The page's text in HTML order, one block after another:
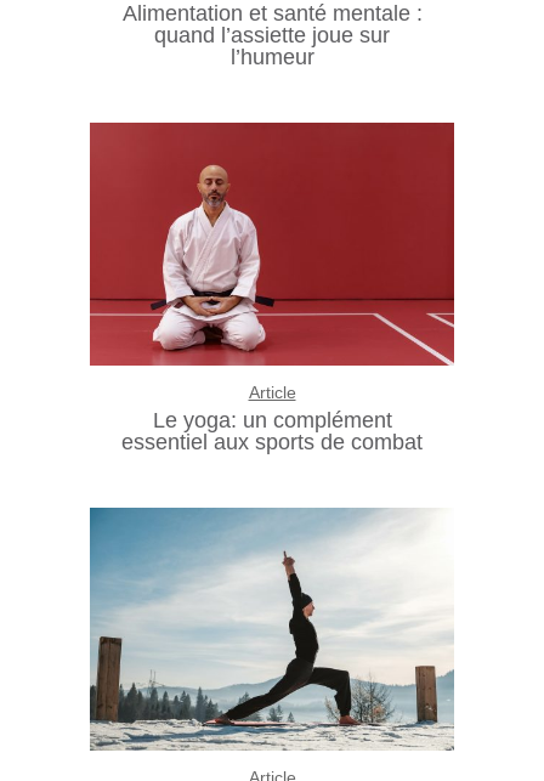
Alimentation et santé mentale :
quand l’assiette joue sur
l’humeur
Article
Le yoga: un complément
essentiel aux sports de combat